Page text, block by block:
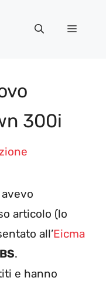
Menu
300i
avevo
articolo (lo
all’Eicma
.
e hanno